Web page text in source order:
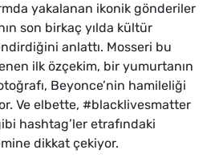
yakalanan ikonik gönderiler
son birkaç yılda kültür
anlattı. Mosseri bu
ilk özçekim, bir yumurtanın
Beyonce’nin hamileliği
Ve elbette, #blacklivesmatter
hashtag’ler etrafındaki
dikkat çekiyor.